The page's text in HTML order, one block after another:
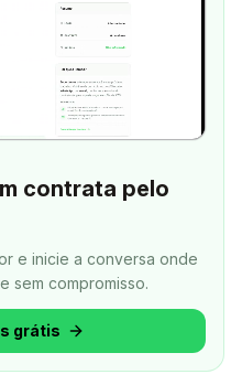
contrata pelo
e inicie a conversa onde
sem compromisso.
grátis